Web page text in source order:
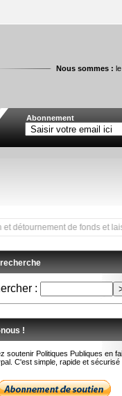
Nous sommes :
Abonnement
de fonds et laissé libre
:
!
soutenir Politiques Publiques en
C'est simple, rapide et sécurisé